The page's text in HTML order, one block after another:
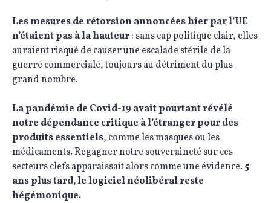
Les mesures de rétorsion annoncées hier par l’UE
n’étaient pas à la hauteur: sans cap politique clair, elles
auraient risqué de causer une escalade stérile de la
guerre commerciale, toujours au détriment du plus
grand nombre.
La pandémie de Covid-19 avait pourtant révélé
notre dépendance critique à l’étranger pour des
produits essentiels, comme les masques ou les
médicaments. Regagner notre souveraineté sur ces
secteurs clefs apparaissait alors comme une évidence. 5
ans plus tard, le logiciel néolibéral reste
hégémonique.